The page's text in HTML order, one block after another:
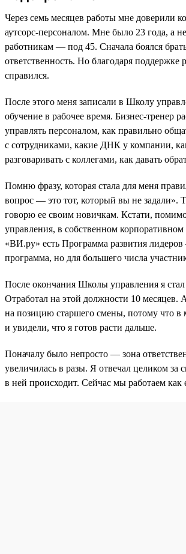
Через семь месяцев работы мне доверили
аутсорс-персоналом. Мне было 23 года, а
работникам — под 45. Сначала боялся
ответственность. Но благодаря поддержке
справился.
После этого меня записали в Школу
обучение в рабочее время. Бизнес-тренер
управлять персоналом, как правильно
с сотрудниками, какие ДНК у компании,
разговаривать с коллегами, как давать
Помню фразу, которая стала для меня
вопрос — это тот, который вы не задали».
говорю ее своим новичкам. Кстати,
управления, в собственном корпоративном
«ВИ.ру» есть Программа развития
программа, но для большего числа
После окончания Школы управления я
Отработал на этой должности 10 месяцев.
на позицию старшего смены, потому что в
и увидели, что я готов расти дальше.
Поначалу было непросто — зона
увеличилась в разы. Я отвечал целиком за
в ней происходит. Сейчас мы работаем